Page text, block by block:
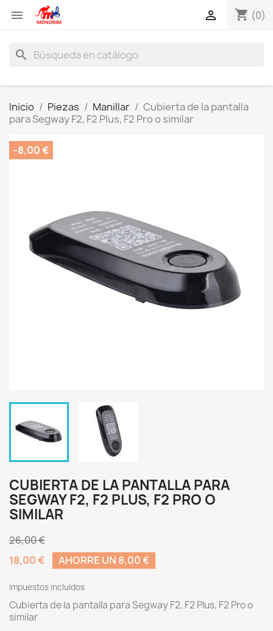
 shopping_cart (0)

search
Inicio Piezas Manillar
Cubierta de la pantalla
para Segway F2, F2 Plus, F2 Pro o similar
-8,00 €
CUBIERTA DE LA PANTALLA PARA
SEGWAY F2, F2 PLUS, F2 PRO O
SIMILAR
26,00 €
18,00 €
AHORRE UN 8,00 €
Impuestos incluidos
Cubierta de la pantalla para Segway F2, F2 Plus, F2 Pro o
similar